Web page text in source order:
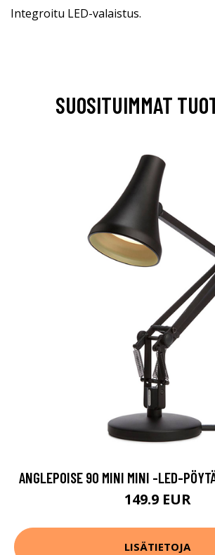
Integroitu LED-valaistus.
SUOSITUIMMAT
ANGLEPOISE 90 MINI MINI -LED-
149.9 EUR
LISÄTIETOJA